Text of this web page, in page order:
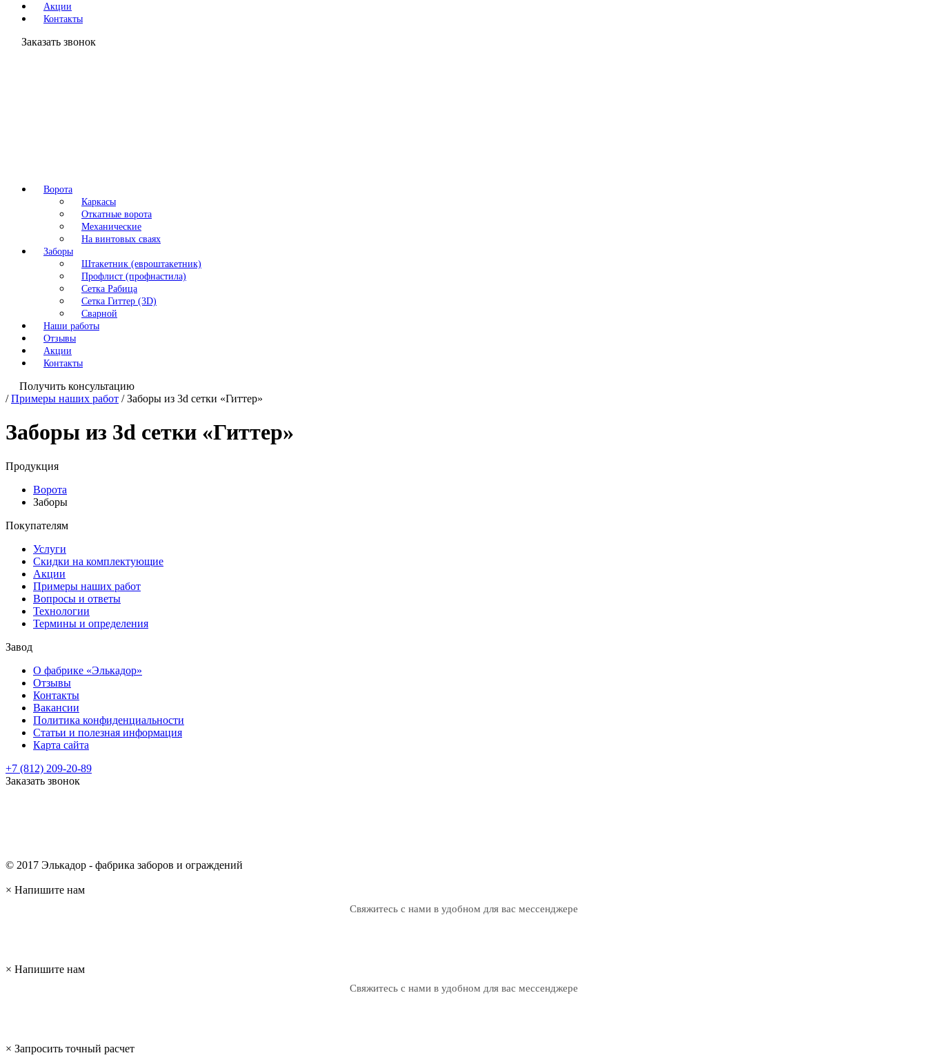
Акции
Контакты
Заказать звонок
Ворота
Каркасы
Откатные ворота
Механические
На винтовых сваях
Заборы
Штакетник (евроштакетник)
Профлист (профнастила)
Сетка Рабица
Сетка Гиттер (3D)
Сварной
Наши работы
Отзывы
Акции
Контакты
Получить консультацию
/ Примеры наших работ / Заборы из 3d сетки «Гиттер»
Заборы из 3d сетки «Гиттер»
Продукция
Ворота
Заборы
Покупателям
Услуги
Скидки на комплектующие
Акции
Примеры наших работ
Вопросы и ответы
Технологии
Термины и определения
Завод
О фабрике «Элькадор»
Отзывы
Контакты
Вакансии
Политика конфиденциальности
Статьи и полезная информация
Карта сайта
+7 (812) 209-20-89
Заказать звонок
© 2017 Элькадор - фабрика заборов и ограждений
× Напишите нам
Свяжитесь с нами в удобном для вас мессенджере
× Напишите нам
Свяжитесь с нами в удобном для вас мессенджере
× Запросить точный расчет